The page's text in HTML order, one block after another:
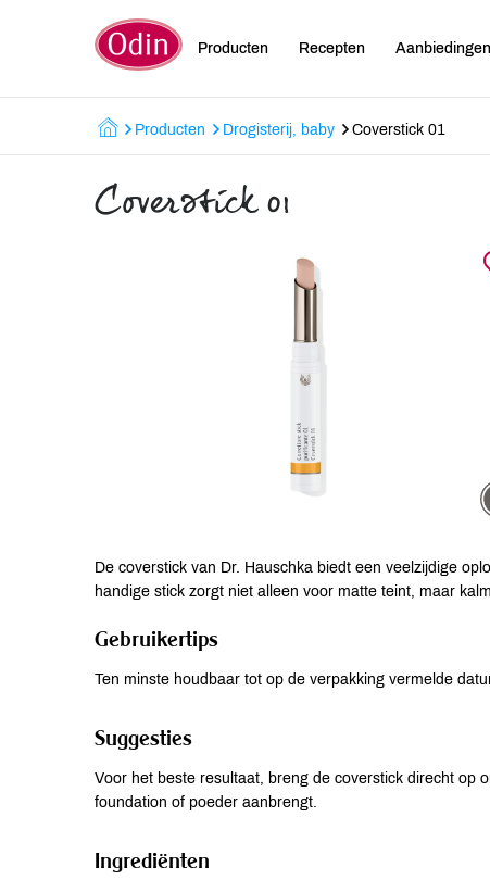
Producten Recepten Aanbiedingen
Producten Drogisterij, baby Coverstick 01
Coverstick 01
De coverstick van Dr. Hauschka biedt een veelzijdige
handige stick zorgt niet alleen voor matte teint, maar
Gebruikertips
Ten minste houdbaar tot op de verpakking vermelde
Suggesties
Voor het beste resultaat, breng de coverstick direcht op
foundation of poeder aanbrengt.
Ingrediënten